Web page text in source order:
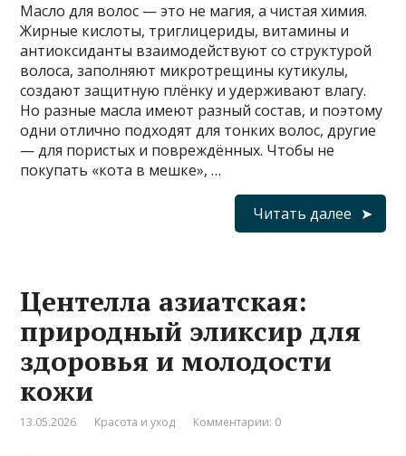
Масло для волос — это не магия, а чистая химия.
Жирные кислоты, триглицериды, витамины и
антиоксиданты взаимодействуют со структурой
волоса, заполняют микротрещины кутикулы,
создают защитную плёнку и удерживают влагу.
Но разные масла имеют разный состав, и поэтому
одни отлично подходят для тонких волос, другие
— для пористых и повреждённых. Чтобы не
покупать «кота в мешке», …
Читать далее
Центелла азиатская:
природный эликсир для
здоровья и молодости
кожи
13.05.2026 Красота и уход Комментарии: 0